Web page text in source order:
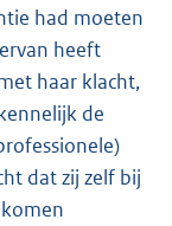
had moeten
heeft
haar klacht,
de
dat zij zelf bij